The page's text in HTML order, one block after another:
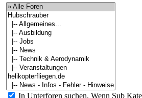
In Unterforen suchen, Wenn Sub